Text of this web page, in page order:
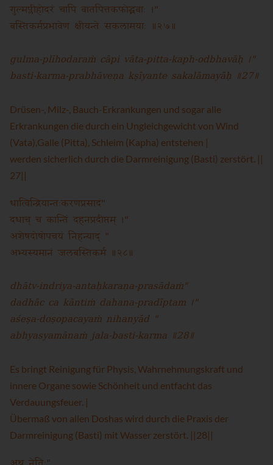
गुल्मप्लीहोदरं चापि वातपित्तकफोद्भवाः ।"
बस्तिकर्मप्रभावेण क्षीयन्ते सकलामयाः ॥२७॥
gulma-plīhodaraṁ cāpi vāta-pitta-kaph-odbhavāḥ ।"
basti-karma-prabhāveṇa kṣīyante sakalāmayāḥ ॥27॥
Drüsen-, Milz-, Bauch-Erkrankungen und sogar alle
Erkrankungen die durch ein Ungleichgewicht von Wind
(Vata),Galle (Pitta), Schleim (Kapha) entstehen |
werden sicherlich durch die Darmreinigung (Basti) zerstört. ||
27||
धात्विन्द्रियान्तःकरणप्रसादं"
दधाच् च कान्तिं दहनप्रदीप्तम् ।"
अशेषदोषोपचयं निहन्याद् "
अभ्यस्यमानं जलबस्तिकर्म ॥२८॥
dhātv-indriya-antaḥkaraṇa-prasādaṁ"
dadhāc ca kāntiṁ dahana-pradīptam ।"
aśeṣa-doṣopacayaṁ nihanyād "
abhyasyamānaṁ jala-basti-karma ॥28॥
Es bringt Reinigung für Physis, Wahrnehmungskraft und
innere Organe sowie Schönheit und entfacht das
Verdauungsfeuer. |
Übermaß von allen Doshas wird durch die Praxis der
Darmreinigung (Basti) mit Wasser zerstört. ||28||